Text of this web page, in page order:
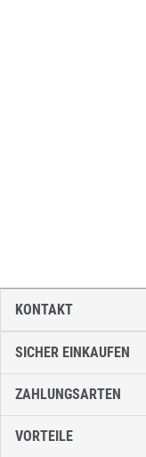
SICHER EINKAUFEN
ZAHLUNGSARTEN
VORTEILE
KONTAKT